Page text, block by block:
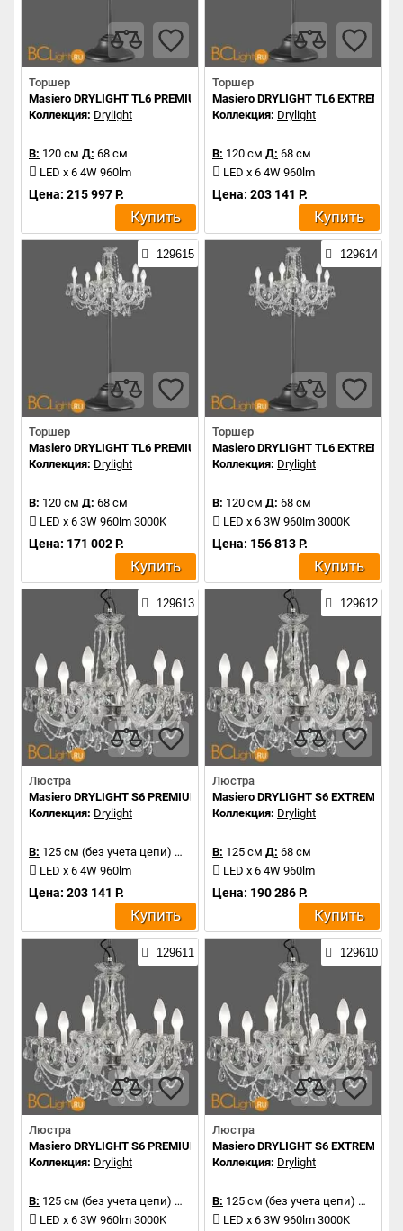
Торшер
Masiero DRYLIGHT TL6 PREMIUM RGBW
Коллекция: Drylight
В: 120 см Д: 68 см
LED x 6 4W 960lm
Цена: 215 997 Р.
Купить
Торшер
Masiero DRYLIGHT TL6 EXTREME
Коллекция: Drylight
В: 120 см Д: 68 см
LED x 6 4W 960lm
Цена: 203 141 Р.
Купить
129615
Торшер
Masiero DRYLIGHT TL6 PREMIUM
Коллекция: Drylight
В: 120 см Д: 68 см
LED x 6 3W 960lm 3000K
Цена: 171 002 Р.
Купить
129614
Торшер
Masiero DRYLIGHT TL6 EXTREME
Коллекция: Drylight
В: 120 см Д: 68 см
LED x 6 3W 960lm 3000K
Цена: 156 813 Р.
Купить
129613
Люстра
Masiero DRYLIGHT S6 PREMIUM RGBW
Коллекция: Drylight
В: 125 см (без учета цепи) Д:
68 см
LED x 6 4W 960lm
Цена: 203 141 Р.
Купить
129612
Люстра
Masiero DRYLIGHT S6 EXTREME
Коллекция: Drylight
В: 125 см Д: 68 см
LED x 6 4W 960lm
Цена: 190 286 Р.
Купить
129611
Люстра
Masiero DRYLIGHT S6 PREMIUM
Коллекция: Drylight
В: 125 см (без учета цепи) Д:
68 см
LED x 6 3W 960lm 3000K
129610
Люстра
Masiero DRYLIGHT S6 EXTREME
Коллекция: Drylight
В: 125 см (без учета цепи) Д:
LED x 6 3W 960lm 3000K